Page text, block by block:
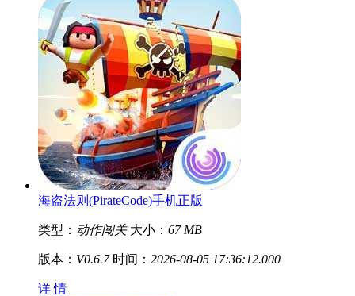
海盗法则(PirateCode)手机正版
类型： 动作闯关 大小： 67 MB
版本： V0.6.7 时间： 2026-08-05 17:36:12.000
详 情